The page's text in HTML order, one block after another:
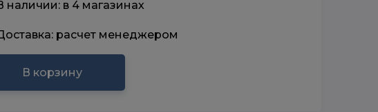
наличии: в 4 магазинах
расчет менеджером
В корзину